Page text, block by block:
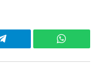
Telegram